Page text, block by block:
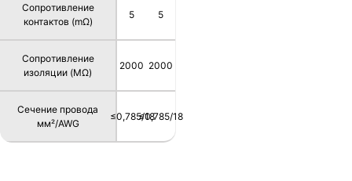
Сопротивление
контактов (mΩ)
Сопротивление
изоляции (MΩ)
Сечение провода
мм²/AWG
5
2000
≤0,785/18
5
2000
≤0,785/18